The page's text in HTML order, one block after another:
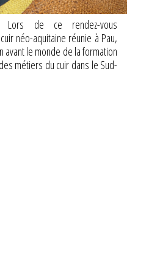
Lors de ce rendez-vous
néo-aquitaine réunie à Pau,
avant le monde de la formation
métiers du cuir dans le Sud-